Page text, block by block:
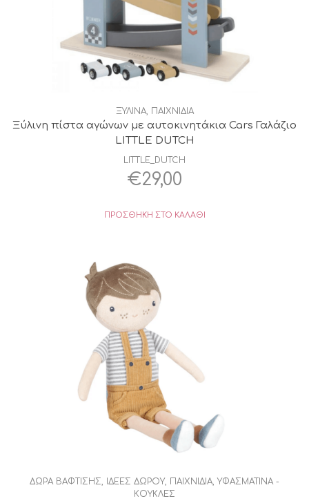
ΞΥΛΙΝΑ, ΠΑΙΧΝΙΔΙΑ
Ξύλινη πίστα αγώνων με αυτοκινητάκια Cars Γαλάζιο
LITTLE DUTCH
LITTLE_DUTCH
€29,00
ΠΡΟΣΘΉΚΗ ΣΤΟ ΚΑΛΆΘΙ
ΔΩΡΑ ΒΑΦΤΙΣΗΣ, ΙΔΕΕΣ ΔΩΡΟΥ, ΠΑΙΧΝΙΔΙΑ, ΥΦΑΣΜΑΤΙΝΑ -
ΚΟΥΚΛΕΣ